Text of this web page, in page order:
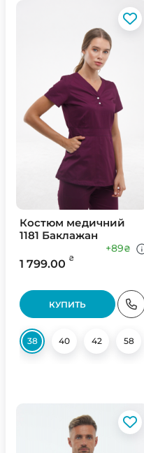
Костюм медичний
1181 Баклажан
1 799.00 ₴
+89₴
КУПИТЬ
38 40 42 58